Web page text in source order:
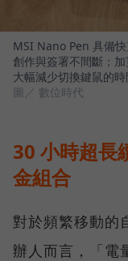
MSI Nano Pen 具備
創作與簽署不間斷；
大幅減少切換鍵鼠的時
圖／ 數位時代
30 小時超長
金組合
對於頻繁移動的
辦人而言，「電